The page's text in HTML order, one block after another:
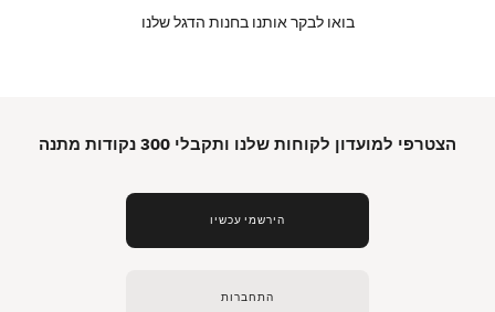
בואו לבקר אותנו בחנות הדגל שלנו
הצטרפי למועדון לקוחות שלנו ותקבלי 300 נקודות מתנה
הירשמי עכשיו
התחברות